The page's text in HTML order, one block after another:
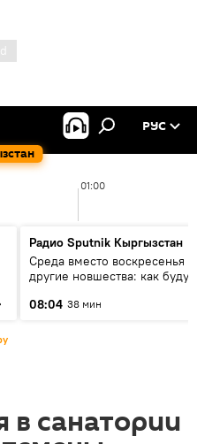
РУС
01:00
Радио Sputnik Кыргызстан
Среда вместо воскресенья и
другие новшества: как будут
08:04 38 мин
в санатории